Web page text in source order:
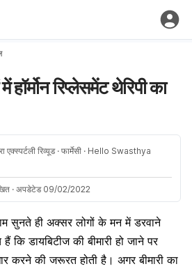
रिप्लेसमेंट थेरिपी का
एक्स्पर्टली रिव्यूड · फार्मेसी · Hello Swasthya
· अपडेटेड 09/02/2022
सुनते ही अक्सर लोगों के मन में डरवाने
डायबिटीज की बीमारी हो जाने पर
करने की जरूरत होती है। अगर बीमारी का